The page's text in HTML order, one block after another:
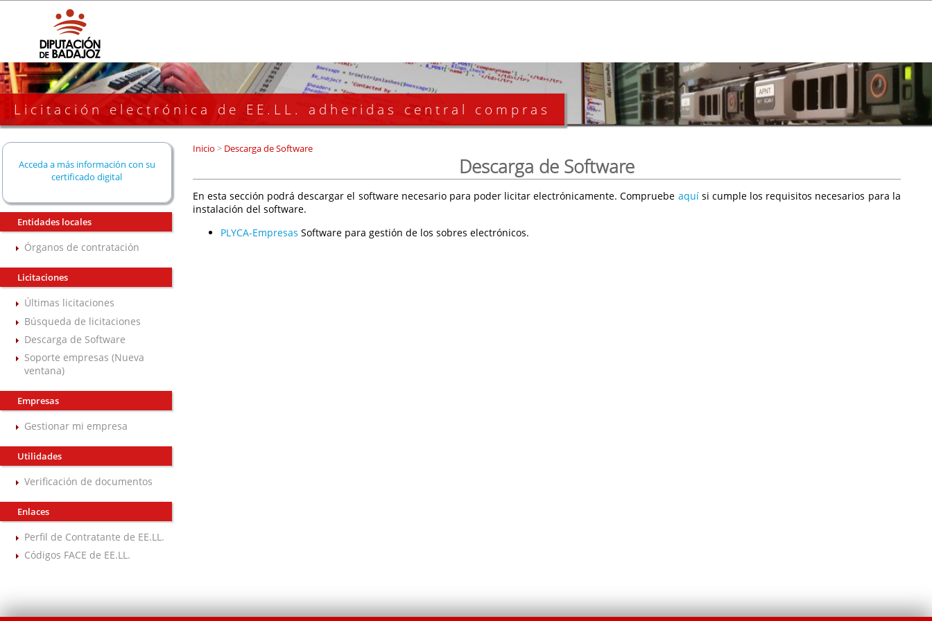
Licitación electrónica de EE.LL. adheridas central compras
Acceda a más información con su
certificado digital
Entidades locales
Órganos de contratación
Licitaciones
Últimas licitaciones
Búsqueda de licitaciones
Descarga de Software
Soporte empresas (Nueva
ventana)
Empresas
Gestionar mi empresa
Utilidades
Verificación de documentos
Enlaces
Perfil de Contratante de EE.LL.
Códigos FACE de EE.LL.
Inicio >Descarga de Software
Descarga de Software
En esta sección podrá descargar el software necesario para poder licitar electrónicamente. Compruebe aquísi cumple los requisitos necesarios para la
instalación del software.
PLYCA-Empresas Software para gestión de los sobres electrónicos.